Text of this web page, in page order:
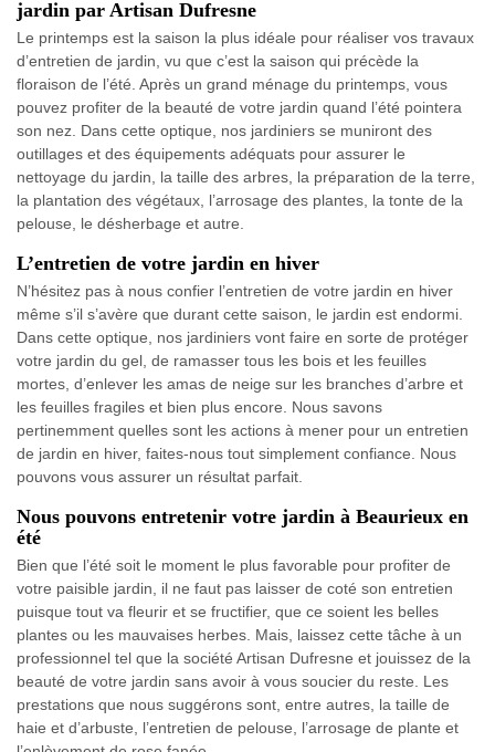
jardin par Artisan Dufresne
Le printemps est la saison la plus idéale pour réaliser vos travaux
d’entretien de jardin, vu que c’est la saison qui précède la
floraison de l’été. Après un grand ménage du printemps, vous
pouvez profiter de la beauté de votre jardin quand l’été pointera
son nez. Dans cette optique, nos jardiniers se muniront des
outillages et des équipements adéquats pour assurer le
nettoyage du jardin, la taille des arbres, la préparation de la terre,
la plantation des végétaux, l’arrosage des plantes, la tonte de la
pelouse, le désherbage et autre.
L’entretien de votre jardin en hiver
N’hésitez pas à nous confier l’entretien de votre jardin en hiver
même s’il s’avère que durant cette saison, le jardin est endormi.
Dans cette optique, nos jardiniers vont faire en sorte de protéger
votre jardin du gel, de ramasser tous les bois et les feuilles
mortes, d’enlever les amas de neige sur les branches d’arbre et
les feuilles fragiles et bien plus encore. Nous savons
pertinemment quelles sont les actions à mener pour un entretien
de jardin en hiver, faites-nous tout simplement confiance. Nous
pouvons vous assurer un résultat parfait.
Nous pouvons entretenir votre jardin à Beaurieux en
été
Bien que l’été soit le moment le plus favorable pour profiter de
votre paisible jardin, il ne faut pas laisser de coté son entretien
puisque tout va fleurir et se fructifier, que ce soient les belles
plantes ou les mauvaises herbes. Mais, laissez cette tâche à un
professionnel tel que la société Artisan Dufresne et jouissez de la
beauté de votre jardin sans avoir à vous soucier du reste. Les
prestations que nous suggérons sont, entre autres, la taille de
haie et d’arbuste, l’entretien de pelouse, l’arrosage de plante et